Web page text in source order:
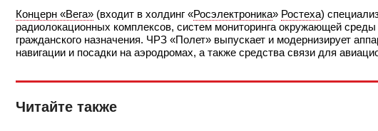
Концерн «Вега» (входит в холдинг «Росэлектроника» Ростеха)
радиолокационных комплексов, систем мониторинга окружающей
гражданского назначения. ЧРЗ «Полет» выпускает и модернизирует
навигации и посадки на аэродромах, а также средства связи для
Читайте также